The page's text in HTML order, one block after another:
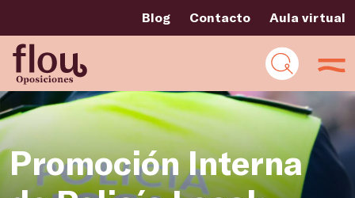
Blog Contacto Aula virtual
Promoción Interna